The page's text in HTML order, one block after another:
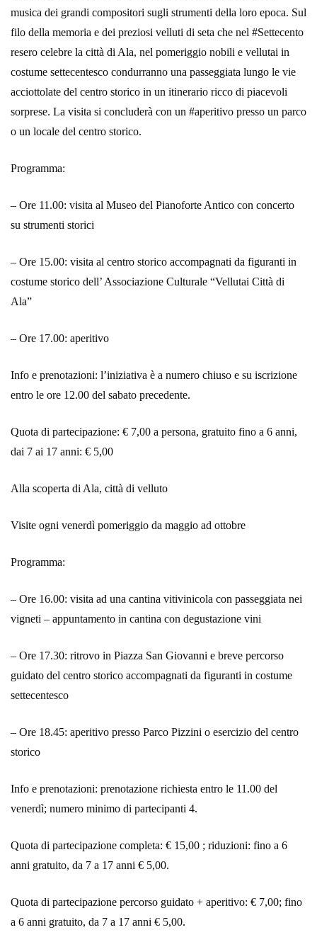
musica dei grandi compositori sugli strumenti della loro epoca. Sul
filo della memoria e dei preziosi velluti di seta che nel #Settecento
resero celebre la città di Ala, nel pomeriggio nobili e vellutai in
costume settecentesco condurranno una passeggiata lungo le vie
acciottolate del centro storico in un itinerario ricco di piacevoli
sorprese. La visita si concluderà con un #aperitivo presso un parco
o un locale del centro storico.
Programma:
– Ore 11.00: visita al Museo del Pianoforte Antico con concerto
su strumenti storici
– Ore 15.00: visita al centro storico accompagnati da figuranti in
costume storico dell’ Associazione Culturale “Vellutai Città di
Ala”
– Ore 17.00: aperitivo
Info e prenotazioni: l’iniziativa è a numero chiuso e su iscrizione
entro le ore 12.00 del sabato precedente.
Quota di partecipazione: € 7,00 a persona, gratuito fino a 6 anni,
dai 7 ai 17 anni: € 5,00
Alla scoperta di Ala, città di velluto
Visite ogni venerdì pomeriggio da maggio ad ottobre
Programma:
– Ore 16.00: visita ad una cantina vitivinicola con passeggiata nei
vigneti – appuntamento in cantina con degustazione vini
– Ore 17.30: ritrovo in Piazza San Giovanni e breve percorso
guidato del centro storico accompagnati da figuranti in costume
settecentesco
– Ore 18.45: aperitivo presso Parco Pizzini o esercizio del centro
storico
Info e prenotazioni: prenotazione richiesta entro le 11.00 del
venerdì; numero minimo di partecipanti 4.
Quota di partecipazione completa: € 15,00 ; riduzioni: fino a 6
anni gratuito, da 7 a 17 anni € 5,00.
Quota di partecipazione percorso guidato + aperitivo: € 7,00; fino
a 6 anni gratuito, da 7 a 17 anni € 5,00.